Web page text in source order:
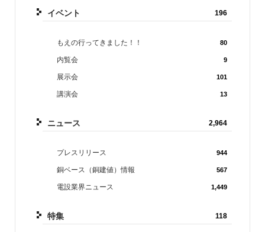
イベント 196
もえの行ってきました！！ 80
内覧会 9
展示会 101
講演会 13
ニュース 2,964
プレスリリース 944
銅ベース（銅建値）情報 567
電設業界ニュース 1,449
特集 118